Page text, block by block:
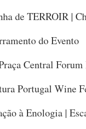
de TERROIR |
do Evento
Central
Portugal Wine
à Enologia |